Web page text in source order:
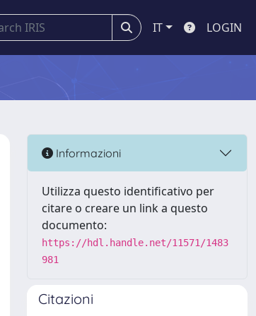
IT LOGIN
Informazioni
Utilizza questo identificativo per
citare o creare un link a questo
documento:
https://hdl.handle.net/11571/1483
981
Citazioni